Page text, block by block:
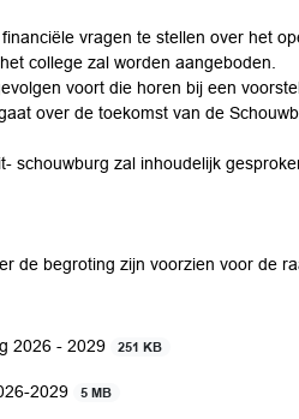
vragen te stellen over het
college zal worden aangeboden.
voort die horen bij een
over de toekomst van de
schouwburg zal inhoudelijk
de begroting zijn voorzien voor de
2026 - 2029
251 KB
2029 5 MB